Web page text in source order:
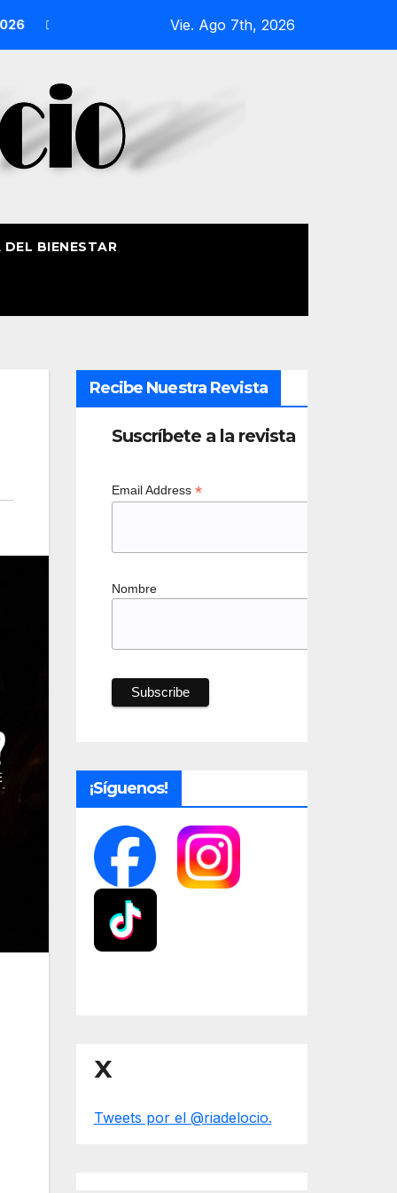
Náutica de la Amatxu de Begoña recorrerá la ría el
Vie. Ago 7th, 2026
DEL BIENESTAR
Recibe Nuestra Revista
Suscríbete a la revista
Email Address *
Nombre
¡Síguenos!
X
Tweets por el @riadelocio.